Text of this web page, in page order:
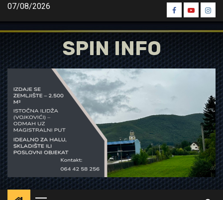
Skip
content
07/08/2026
Spin
Facebook
Spin
Youtube
Spin
SPIN INFO